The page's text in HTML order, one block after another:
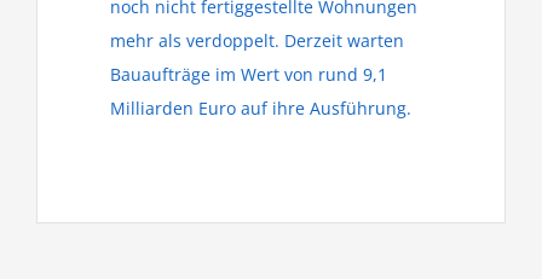
noch nicht fertiggestellte Wohnungen
mehr als verdoppelt. Derzeit warten
Bauaufträge im Wert von rund 9,1
Milliarden Euro auf ihre Ausführung.